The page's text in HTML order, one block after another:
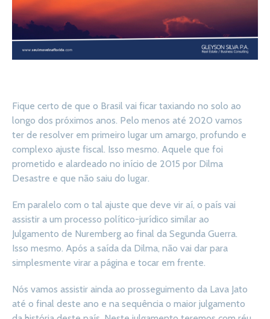
Fique certo de que o Brasil vai ficar taxiando no solo ao
longo dos próximos anos. Pelo menos até 2020 vamos
ter de resolver em primeiro lugar um amargo, profundo e
complexo ajuste fiscal. Isso mesmo. Aquele que foi
prometido e alardeado no início de 2015 por Dilma
Desastre e que não saiu do lugar.
Em paralelo com o tal ajuste que deve vir aí, o país vai
assistir a um processo político-jurídico similar ao
Julgamento de Nuremberg ao final da Segunda Guerra.
Isso mesmo. Após a saída da Dilma, não vai dar para
simplesmente virar a página e tocar em frente.
Nós vamos assistir ainda ao prosseguimento da Lava Jato
até o final deste ano e na sequência o maior julgamento